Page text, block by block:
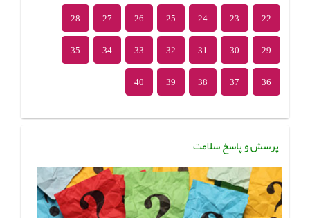
22
23
24
25
26
27
28
29
30
31
32
33
34
35
36
37
38
39
40
پرسش و پاسخ سلامت